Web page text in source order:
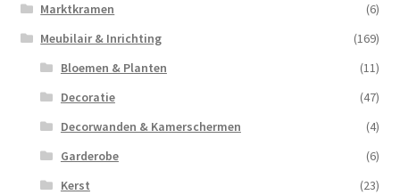
Marktkramen
(6)
Meubilair & Inrichting
(169)
Bloemen & Planten
(11)
Decoratie
(47)
Decorwanden & Kamerschermen
(4)
Garderobe
(6)
Kerst
(23)